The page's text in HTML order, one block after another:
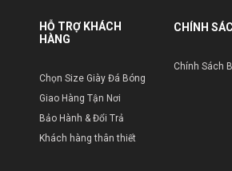
HỖ TRỢ KHÁCH
HÀNG
Chọn Size Giày Đá Bóng
Giao Hàng Tận Nơi
Bảo Hành & Đổi Trả
Khách hàng thân thiết
CHÍNH
Chính Sách